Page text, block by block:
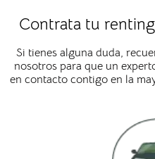
Contrata tu
Si tienes alguna duda,
nosotros para que un
en contacto contigo en la